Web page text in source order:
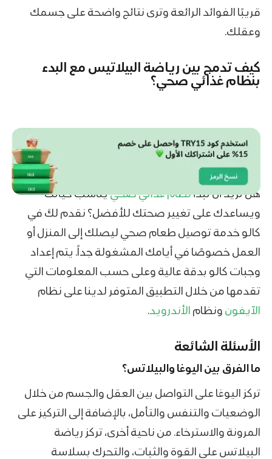
قريبًا الفوائد الرائعة وترى نتائج واضحة على جسمك
وعقلك.
كيف تدمج بين رياضة البيلاتيس مع البدء
بنظام غذائي صحي؟
هل تريد أن تبدأنظام غذائي صحييناسب حياتك
ويساعدك على تغيير صحتك للأفضل؟ نقدم لكَ في
كالو خدمة توصيل طعام صحي ليصلك إلى المنزل أو
العمل خصوصًا في أيامك المشغولة جداً. يتم إعداد
وجبات كالو بدقة عالية وعلى حسب المعلومات التي
تقدمها من خلال التطبيق المتوفر لدينا على نظام
الآيفون ونظام الأندرويد.
الأسئلة الشائعة
ما الفرق بين اليوغا والبيلاتس؟
تركز اليوغا على التواصل بين العقل والجسم من خلال
الوضعيات والتنفس والتأمل، بالإضافة إلى التركيز على
المرونة والاسترخاء. من ناحية أخرى، تركز رياضة
البيلاتس على القوة والثبات، والتحرك بسلاسة